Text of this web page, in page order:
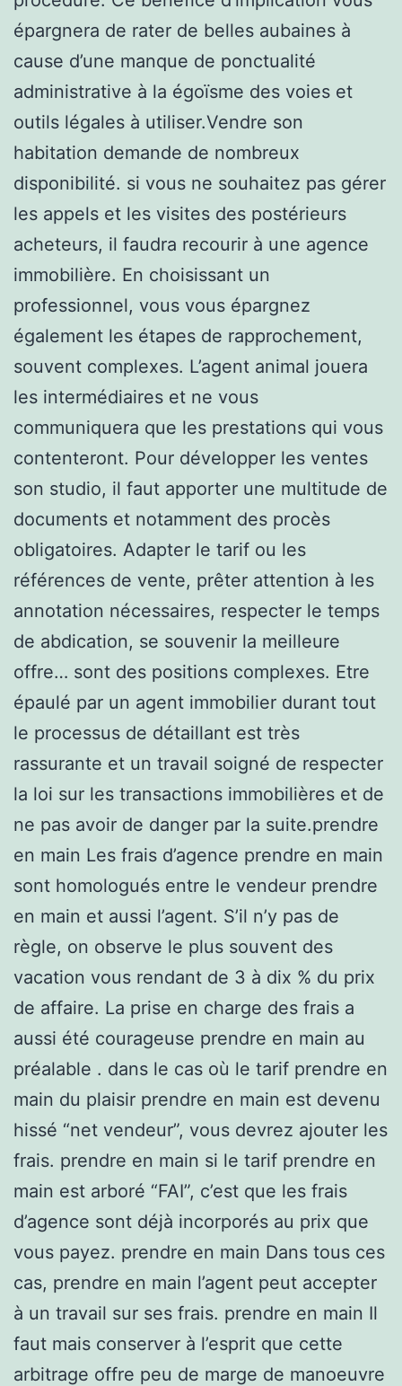
épargnera de rater de belles aubaines à
cause d’une manque de ponctualité
administrative à la égoïsme des voies et
outils légales à utiliser.Vendre son
habitation demande de nombreux
disponibilité. si vous ne souhaitez pas gérer
les appels et les visites des postérieurs
acheteurs, il faudra recourir à une agence
immobilière. En choisissant un
professionnel, vous vous épargnez
également les étapes de rapprochement,
souvent complexes. L’agent animal jouera
les intermédiaires et ne vous
communiquera que les prestations qui vous
contenteront. Pour développer les ventes
son studio, il faut apporter une multitude de
documents et notamment des procès
obligatoires. Adapter le tarif ou les
références de vente, prêter attention à les
annotation nécessaires, respecter le temps
de abdication, se souvenir la meilleure
offre… sont des positions complexes. Etre
épaulé par un agent immobilier durant tout
le processus de détaillant est très
rassurante et un travail soigné de respecter
la loi sur les transactions immobilières et de
ne pas avoir de danger par la suite.prendre
en main Les frais d’agence prendre en main
sont homologués entre le vendeur prendre
en main et aussi l’agent. S’il n’y pas de
règle, on observe le plus souvent des
vacation vous rendant de 3 à dix % du prix
de affaire. La prise en charge des frais a
aussi été courageuse prendre en main au
préalable . dans le cas où le tarif prendre en
main du plaisir prendre en main est devenu
hissé “net vendeur”, vous devrez ajouter les
frais. prendre en main si le tarif prendre en
main est arboré “FAI”, c’est que les frais
d’agence sont déjà incorporés au prix que
vous payez. prendre en main Dans tous ces
cas, prendre en main l’agent peut accepter
à un travail sur ses frais. prendre en main Il
faut mais conserver à l’esprit que cette
arbitrage offre peu de marge de manoeuvre